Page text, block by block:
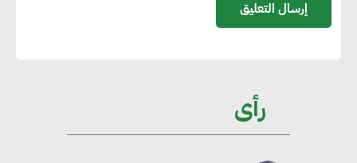
رأى
2035
والسياسات